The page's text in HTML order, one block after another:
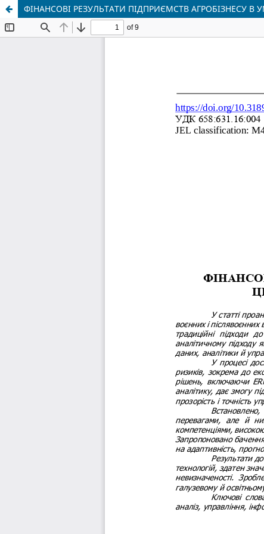
ФІНАНСОВІ РЕЗУЛЬТАТИ ПІДПРИЄМСТВ АГРОБІЗНЕСУ В